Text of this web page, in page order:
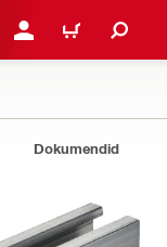
LOGI SISSE VÕI
OSTUKORV
Dokumendid